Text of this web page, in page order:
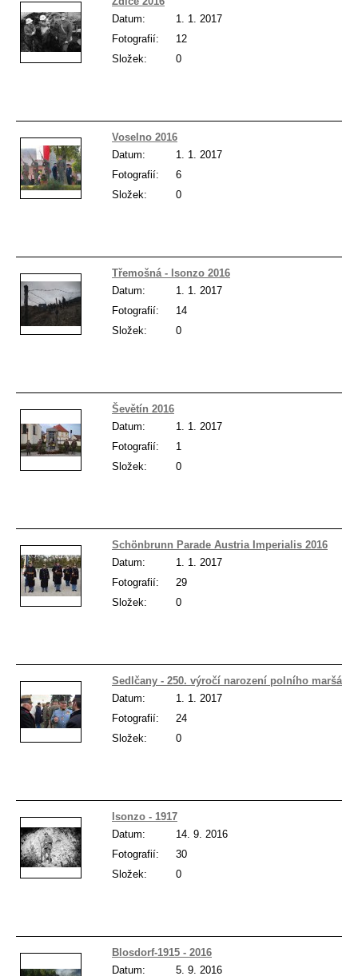
Datum:
1. 1. 2017
Fotografií:
12
Složek:
0
Voselno 2016
Datum:
1. 1. 2017
Fotografií:
6
Složek:
0
Třemošná - Isonzo 2016
Datum:
1. 1. 2017
Fotografií:
14
Složek:
0
Ševětín 2016
Datum:
1. 1. 2017
Fotografií:
1
Složek:
0
Schönbrunn Parade Austria Imperialis 2016
Datum:
1. 1. 2017
Fotografií:
29
Složek:
0
Sedlčany - 250. výročí narození polního maršála
Datum:
1. 1. 2017
Fotografií:
24
Složek:
0
Isonzo - 1917
Datum:
14. 9. 2016
Fotografií:
30
Složek:
0
Blosdorf-1915 - 2016
Datum:
5. 9. 2016